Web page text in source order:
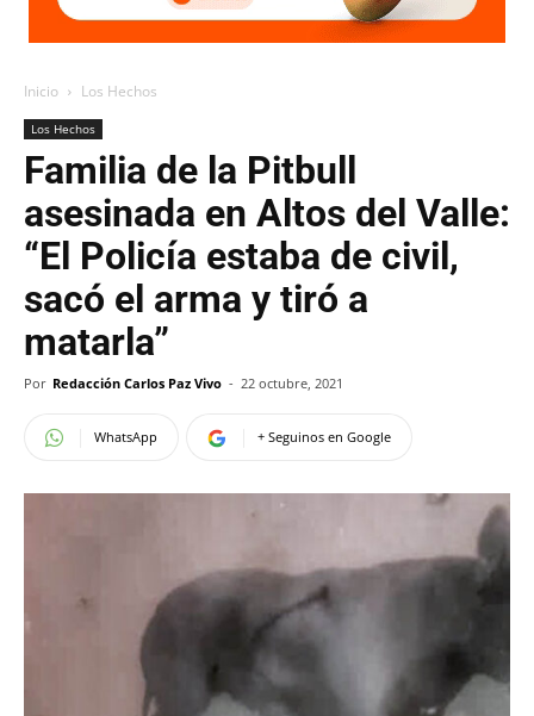
Inicio Los Hechos
Los Hechos
Familia de la Pitbull
asesinada en Altos del Valle:
“El Policía estaba de civil,
sacó el arma y tiró a
matarla”
Por Redacción Carlos Paz Vivo - 22 octubre, 2021
WhatsApp + Seguinos en Google